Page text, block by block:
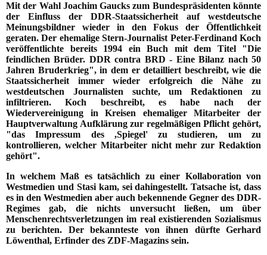
Mit der Wahl Joachim Gaucks zum Bundespräsidenten könnte
der Einfluss der DDR-Staatssicherheit auf westdeutsche
Meinungsbildner wieder in den Fokus der Öffentlichkeit
geraten. Der ehemalige Stern-Journalist Peter-Ferdinand Koch
veröffentlichte bereits 1994 ein Buch mit dem Titel "Die
feindlichen Brüder. DDR contra BRD - Eine Bilanz nach 50
Jahren Bruderkrieg", in dem er detailliert beschreibt, wie die
Staatssicherheit immer wieder erfolgreich die Nähe zu
westdeutschen Journalisten suchte, um Redaktionen zu
infiltrieren. Koch beschreibt, es habe nach der
Wiedervereinigung in Kreisen ehemaliger Mitarbeiter der
Hauptverwaltung Aufklärung zur regelmäßigen Pflicht gehört,
"das Impressum des ,Spiegel' zu studieren, um zu
kontrollieren, welcher Mitarbeiter nicht mehr zur Redaktion
gehört".
In welchem Maß es tatsächlich zu einer Kollaboration von
Westmedien und Stasi kam, sei dahingestellt. Tatsache ist, dass
es in den Westmedien aber auch bekennende Gegner des DDR-
Regimes gab, die nichts unversucht ließen, um über
Menschenrechtsverletzungen im real existierenden Sozialismus
zu berichten. Der bekannteste von ihnen dürfte Gerhard
Löwenthal, Erfinder des ZDF-Magazins sein.